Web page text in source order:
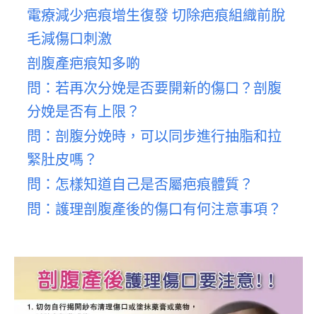
電療減少疤痕增生復發 切除疤痕組織前脫
毛減傷口刺激
剖腹產疤痕知多啲
問：若再次分娩是否要開新的傷口？剖腹
分娩是否有上限？
問：剖腹分娩時，可以同步進行抽脂和拉
緊肚皮嗎？
問：怎樣知道自己是否屬疤痕體質？
問：護理剖腹產後的傷口有何注意事項？